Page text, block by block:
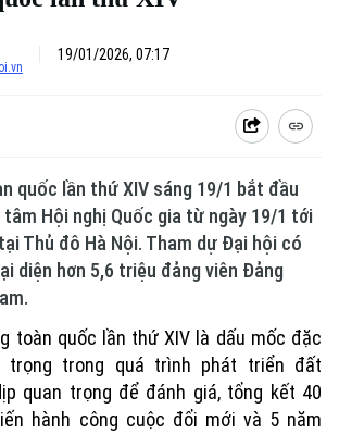
19/01/2026, 07:17
quốc lần thứ XIV sáng 19/1 bắt đầu
Hội nghị Quốc gia từ ngày 19/1 tới
Thủ đô Hà Nội. Tham dự Đại hội có
diện hơn 5,6 triệu đảng viên Đảng
toàn quốc lần thứ XIV là dấu mốc đặc
trọng trong quá trình phát triển đất
quan trọng để đánh giá, tổng kết 40
hành công cuộc đổi mới và 5 năm